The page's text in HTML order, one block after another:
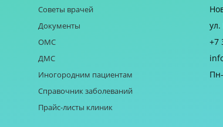
Советы врачей
Документы
ОМС
ДМС
Иногородним пациентам
Справочник заболеваний
Прайс-листы клиник
+7